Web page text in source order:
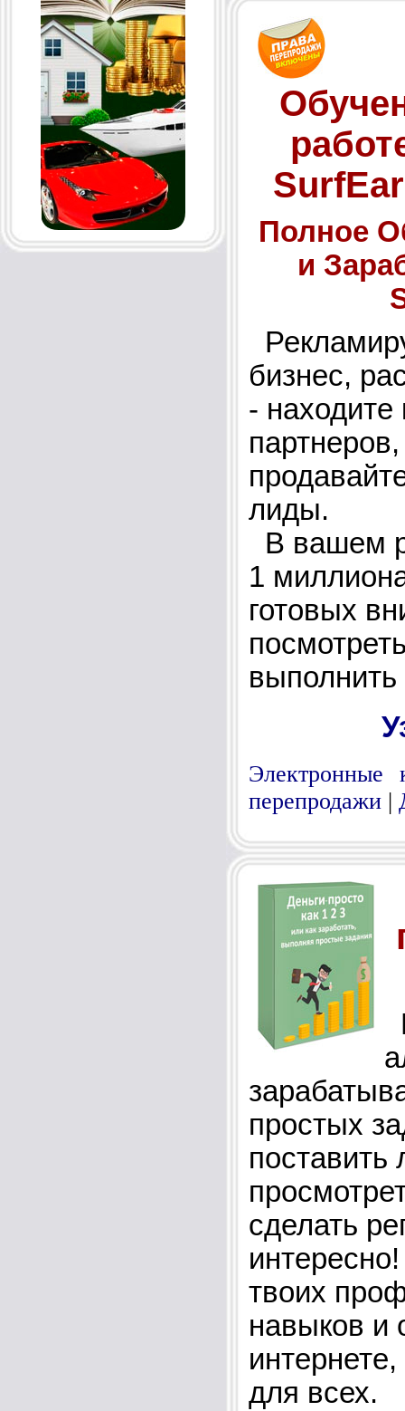
Полное
и
бизнес,
- находите
лиды.
В вашем
1
готовых
перепродажи |
простых
поставить
сделать
твоих
навыков и
для всех.